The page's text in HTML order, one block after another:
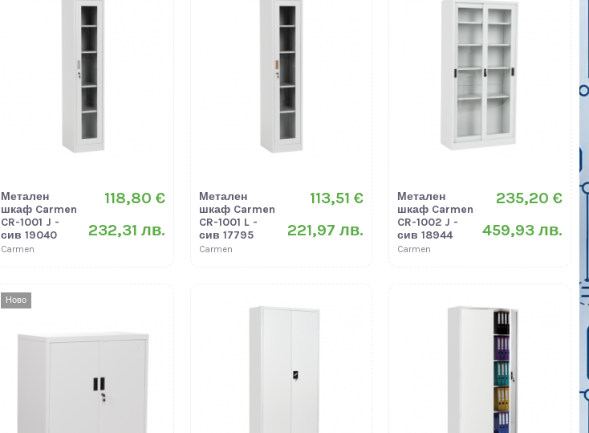
Метален
шкаф Carmen
CR-1001 J -
сив 19040
Carmen
118,80 €
232,31 лв.
Метален
шкаф Carmen
CR-1001 L -
сив 17795
Carmen
113,51 €
221,97 лв.
Метален
шкаф Carmen
CR-1002 J -
сив 18944
Carmen
235,20 €
459,93 лв.
Ново